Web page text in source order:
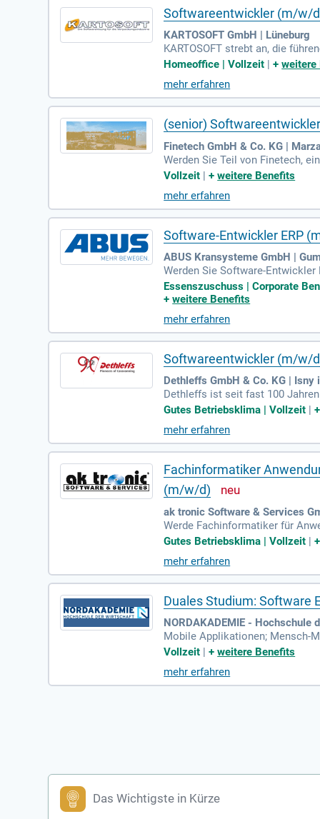
Softwareentwickler (m/w/
KARTOSOFT GmbH | Lüneburg
KARTOSOFT strebt an, die
rägt unsere Arbeitsweise. Wir
FT legen wir Wert darauf, dass
Homeoffice | Vollzeit |+weitere
mehr erfahren
(senior)
Finetech GmbH & Co. KG |
Werden Sie Teil von Finetech,
SMD Baugruppenreparatur in
Vollzeit |+weitere Benefits
mehr erfahren
Software-Entwickler ERP
ABUS Kransysteme GmbH |
Werden Sie Software-
Entwicklung für unser ERP-
r die Systemadministration
ante Erfahrungen sowie
mit uns!
Essenszuschuss | Corporate
+weitere Benefits
mehr erfahren
Softwareentwickler (m/w/
Dethleffs GmbH & Co. KG | Isny
Dethleffs ist seit fast 100
tfahrzeugen aus Isny schaffen
en Sie die Zukunft des
sind Teil unseres Schaffens.
Gutes Betriebsklima | Vollzeit |
mehr erfahren
Fachinformatiker
(m/w/d)
ak tronic Software & Services
Werde Fachinformatiker für
Saerbeck bei Münster. Die ak
nnovativen Lösungen. Profitiere
e Softwareentwickler gestaltest
Gutes Betriebsklima | Vollzeit |
mehr erfahren
Duales Studium: Software
NORDAKADEMIE - Hochschule
Mobile Applikationen; Mensch-
mputer Supported Cooperative
Vollzeit |+weitere Benefits
mehr erfahren
Das Wichtigste in Kürze